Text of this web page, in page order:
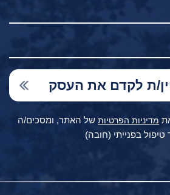
מדיניות הפרטיות של האתר, ומסכים/ה
בפנייתי (חובה)